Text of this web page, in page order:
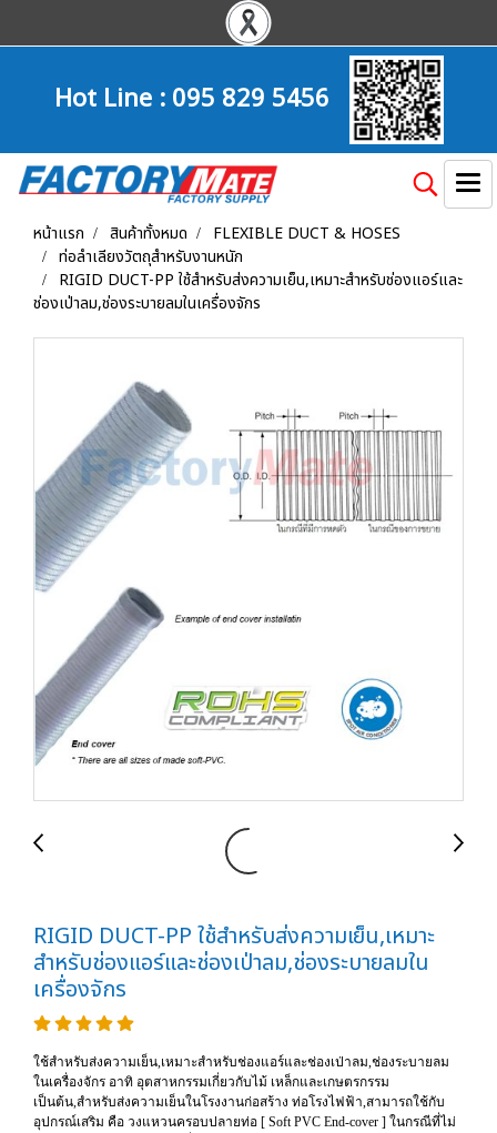
Hot Line :095 829 5456
หน้าแรก สินค้าทั้งหมด
FLEXIBLE DUCT & HOSES
ท่อลำเลียงวัตถุสำหรับงานหนัก
RIGID DUCT-PP ใช้สำหรับส่งความเย็น,เหมาะสำหรับช่องแอร์และ
ช่องเป่าลม,ช่องระบายลมในเครื่องจักร
RIGID DUCT-PP ใช้สำหรับส่งความเย็น,เหมาะ
สำหรับช่องแอร์และช่องเป่าลม,ช่องระบายลมใน
เครื่องจักร
ใช้สำหรับส่งความเย็น,เหมาะสำหรับช่องแอร์และช่องเป่าลม,ช่องระบายลม
ในเครื่องจักร อาทิ อุตสาหกรรมเกี่ยวกับไม้ เหล็กและเกษตรกรรม
เป็นต้น,สำหรับส่งความเย็นในโรงงานก่อสร้าง ท่อโรงไฟฟ้า,สามารถใช้กับ
อุปกรณ์เสริม คือ วงแหวนครอบปลายท่อ [ Soft PVC End-cover ] ในกรณีที่ไม่